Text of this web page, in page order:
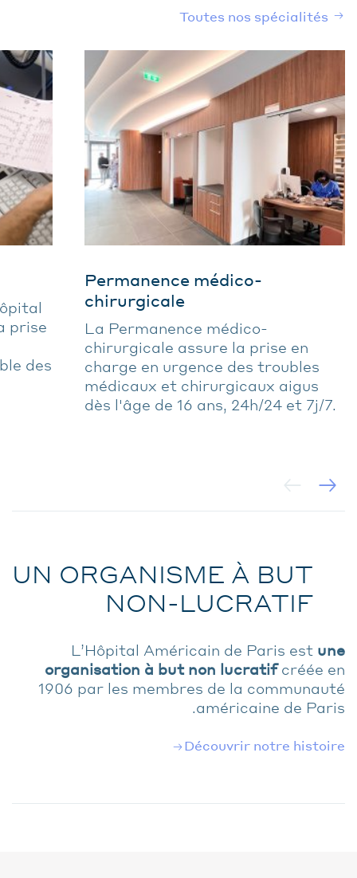
Toutes nos spécialités
Permanence médico-
chirurgicale
La Permanence médico-
chirurgicale assure la prise en
charge en urgence des troubles
médicaux et chirurgicaux aigus
dès l'âge de 16 ans, 24h/24 et 7j/7.
prise
des
UN ORGANISME À BUT
NON-LUCRATIF
L’Hôpital Américain de Paris est une
organisation à but non lucratifcréée en
1906 par les membres de la communauté
américaine de Paris.
Découvrir notre histoire